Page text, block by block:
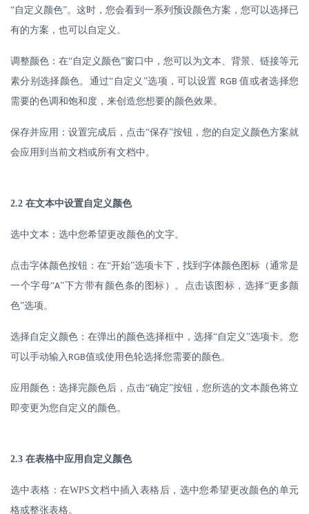
“自定义颜色”。这时，您会看到一系列预设颜色方案，您可以选择已
有的方案，也可以自定义。
调整颜色：在“自定义颜色”窗口中，您可以为文本、背景、链接等元
素分别选择颜色。通过“自定义”选项，可以设置 RGB值或者选择您
需要的色调和饱和度，来创造您想要的颜色效果。
保存并应用：设置完成后，点击“保存”按钮，您的自定义颜色方案就
会应用到当前文档或所有文档中。
2.2 在文本中设置自定义颜色
选中文本：选中您希望更改颜色的文字。
点击字体颜色按钮：在“开始”选项卡下，找到字体颜色图标（通常是
一个字母“A”下方带有颜色条的图标）。点击该图标，选择“更多颜
色”选项。
选择自定义颜色：在弹出的颜色选择框中，选择“自定义”选项卡。您
可以手动输入 RGB值或使用色轮选择您需要的颜色。
应用颜色：选择完颜色后，点击“确定”按钮，您所选的文本颜色将立
即变更为您自定义的颜色。
2.3 在表格中应用自定义颜色
选中表格：在WPS文档中插入表格后，选中您希望更改颜色的单元
格或整张表格。